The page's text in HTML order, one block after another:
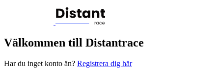
Välkommen till Distantrace
Har du inget konto än? Registrera dig här